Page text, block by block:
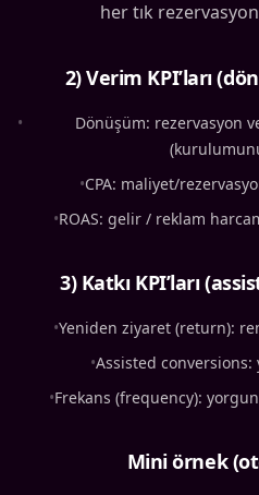
her tık
2) Verim KPI’ları
•
Dönüşüm: rezervasyon
•CPA: maliyet/
•ROAS: gelir / reklam
3) Katkı KPI’ları
•Yeniden ziyaret (return):
•Assisted conversions:
•Frekans (frequency):
Mini örnek